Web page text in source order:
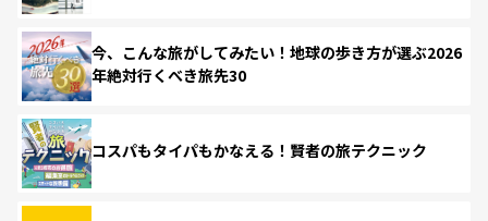
今、こんな旅がしてみたい！地球の歩き方が選ぶ2026
年絶対行くべき旅先30
コスパもタイパもかなえる！賢者の旅テクニック